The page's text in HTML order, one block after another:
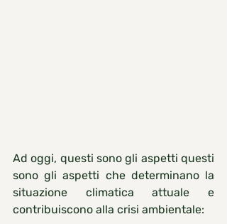
Ad oggi, questi sono gli aspetti questi
sono gli aspetti che determinano la
situazione climatica attuale e
contribuiscono alla crisi ambientale: